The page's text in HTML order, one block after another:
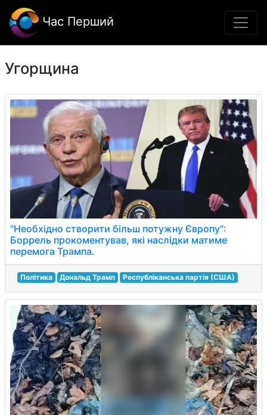
Час Перший
Угорщина
"Необхідно створити більш потужну Європу":
Боррель прокоментував, які наслідки матиме
перемога Трампа.
Політика Дональд Трамп Республіканська партія (США)